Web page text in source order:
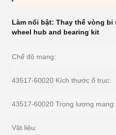
Làm nổi bật: Thay thế vòng bi
wheel hub and bearing kit
Chế độ mang:
43517-60020 Kích thước ổ trục:
43517-60020 Trọng lượng mang:
Vật liệu: